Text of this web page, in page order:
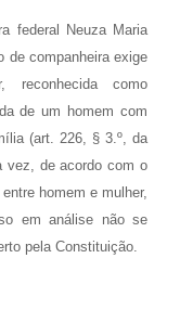
federal Neuza Maria
de companheira exige
reconhecida como
de um homem com
(art. 226, § 3.º, da
vez, de acordo com o
homem e mulher,
em análise não se
pela Constituição.